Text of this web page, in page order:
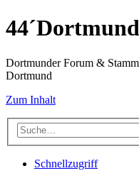
Dortmunder Forum &
Dortmund
Zum Inhalt
Schnellzugriff